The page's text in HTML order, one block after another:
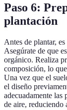
Paso 6:
plantación
Antes de plantar,
Asegúrate de que
orgánico. Realiza
composición, lo
Una vez que el
el diseño
adecuadamente
de aire, reduciendo